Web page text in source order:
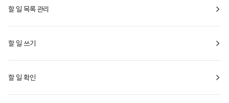
할 일 목록 관리
할 일 쓰기
할 일 확인